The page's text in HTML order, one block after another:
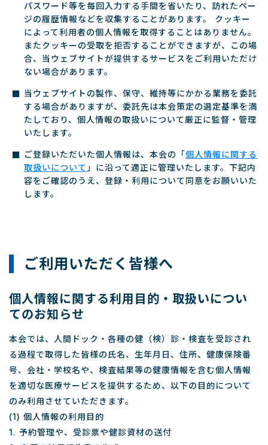
パスワード等を毎回入力する手間を省いたり、訪れたペー
ジの履歴情報などを収集することがあります。 クッキー
によって利用者の個人情報を取得することはありません。
またクッキーの受取を拒否することができますが、この場
合、当ウェブサイトが提供するサービスをご利用いただけ
ない場合があります。
当ウェブサイトの製作、保守、維持等にかかる業務を委託
する場合がありますが、委託先は本会策定の選定基準を満
たしており、個人情報の取扱いについて厳正に監督・管理
いたします。
ご登録いただいた個人情報は、本会の「個人情報に関する
取扱いについて 」に沿って適正に管理いたします。下記内
容をご確認のうえ、登録・利用について同意をお願いいた
します。
ご利用いただく皆様へ
個人情報に関する利用目的・取扱いについ
てのお知らせ
本会では、人間ドック・各種の健（検）診・検査を受診され
る過程で取得した皆様の氏名、生年月日、住所、健康保険番
号、会社・学校名や、検査結果等の健康情報を含む個人情報
を適切な医療サービスを提供するため、以下の目的について
のみ利用させていただきます。
(1) 個人情報の利用目的
1. 予約管理や、受診票や健診資材の送付